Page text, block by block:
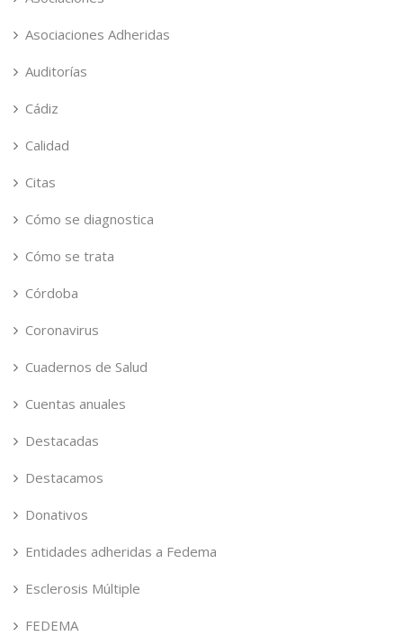
Asociaciones Adheridas
Auditorías
Cádiz
Calidad
Citas
Cómo se diagnostica
Cómo se trata
Córdoba
Coronavirus
Cuadernos de Salud
Cuentas anuales
Destacadas
Destacamos
Donativos
Entidades adheridas a Fedema
Esclerosis Múltiple
FEDEMA